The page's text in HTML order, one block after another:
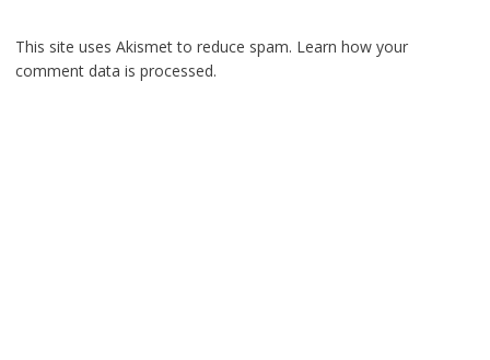
This site uses Akismet to reduce spam. Learn how your
comment data is processed.